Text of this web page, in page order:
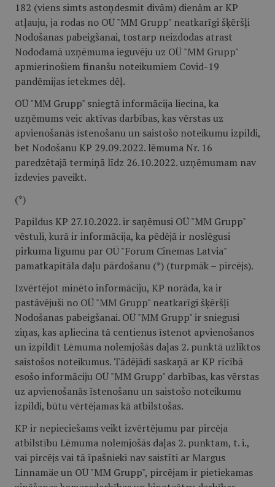
182 (viens simts astoņdesmit divām) dienām ar KP
atļauju, ja rodas no OÜ "MM Grupp" neatkarīgi šķēršļi
Nodošanas pabeigšanai, tostarp neizdodas atrast
Nododamā uzņēmuma ieguvēju uz OÜ "MM Grupp"
apmierinošiem finanšu noteikumiem Covid-19
pandēmijas ietekmes dēļ.
OÜ "MM Grupp" sniegtā informācija liecina, ka
uzņēmums veic aktīvas darbības, kas vērstas uz
apvienošanās īstenošanu un saistošo noteikumu izpildi,
bet Nodošanu KP 29.09.2022. lēmuma Nr. 16
paredzētajā termiņā līdz 26.10.2022. uzņēmumam nav
izdevies paveikt.
(*)
Papildus KP 27.10.2022. ir saņēmusi OÜ "MM Grupp"
vēstuli, kurā ir informācija, ka pēdējā ir noslēgusi
pirkuma līgumu par OÜ "Forum Cinemas Latvia"
pamatkapitāla daļu pārdošanu (*) (turpmāk – pircējs).
Izvērtējot minēto informāciju, KP norāda, ka ir
pastāvējuši no OÜ "MM Grupp" neatkarīgi šķēršļi
Nodošanas pabeigšanai. OÜ "MM Grupp" ir sniegusi
ziņas, kas apliecina tā centienus īstenot apvienošanos
un izpildīt Lēmuma nolemjošās daļas 2. punktā uzliktos
saistošos noteikumus. Tādējādi saskaņā ar KP rīcībā
esošo informāciju OÜ "MM Grupp" darbības, kas vērstas
uz apvienošanās īstenošanu un saistošo noteikumu
izpildi, būtu vērtējamas kā atbilstošas.
KP ir nepieciešams veikt izvērtējumu par pircēja
atbilstību Lēmuma nolemjošās daļas 2. punktam, t. i.,
vai pircējs vai tā īpašnieki nav saistīti ar Margus
Linnamäe un OÜ "MM Grupp", pircējam ir pietiekamas